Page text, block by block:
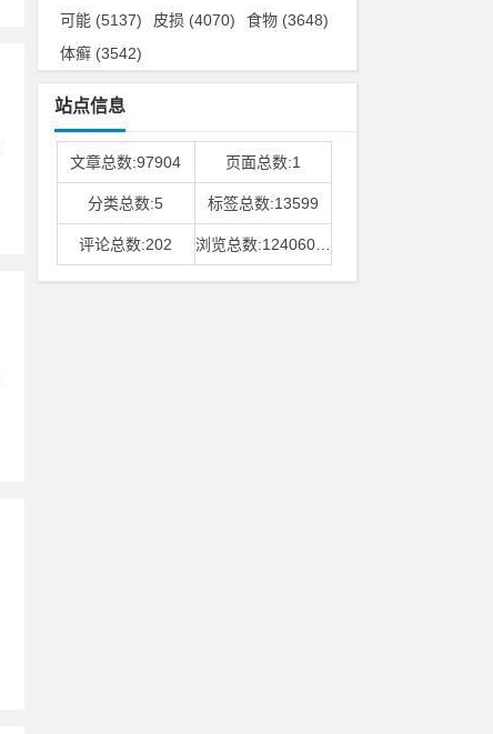
可能 (5137) 皮损 (4070) 食物 (3648)
体癣 (3542)
站点信息
文章总数:97904 页面总数:1
分类总数:5 标签总数:13599
评论总数:202 浏览总数:12406006